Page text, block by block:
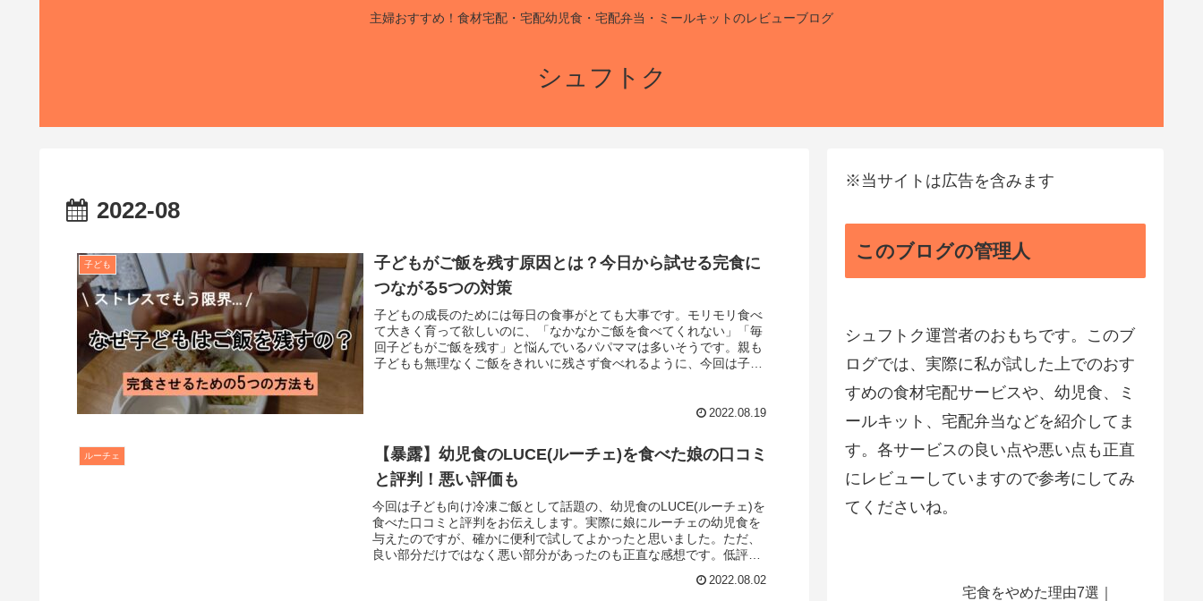
主婦おすすめ！食材宅配・宅配幼児食・宅配弁当・ミールキットのレビューブログ
シュフトク
2022-08
子ども
子どもがご飯を残す原因とは？今日から試せる完食に
つながる5つの対策
子どもの成長のためには毎日の食事がとても大事です。モリモリ食べ
て大きく育って欲しいのに、「なかなかご飯を食べてくれない」「毎
回子どもがご飯を残す」と悩んでいるパパママは多いそうです。親も
子どもも無理なくご飯をきれいに残さず食べれるように、今回は子ど
2022.08.19
ルーチェ
【暴露】幼児食のLUCE(ルーチェ)を食べた娘の口コミ
と評判！悪い評価も
今回は子ども向け冷凍ご飯として話題の、幼児食のLUCE(ルーチェ)を
食べた口コミと評判をお伝えします。実際に娘にルーチェの幼児食を
与えたのですが、確かに便利で試してよかったと思いました。ただ、
良い部分だけではなく悪い部分があったのも正直な感想です。低評
2022.08.02
※当サイトは広告を含みます
このブログの管理人
シュフトク運営者のおもちです。このブ
ログでは、実際に私が試した上でのおす
すめの食材宅配サービスや、幼児食、ミ
ールキット、宅配弁当などを紹介してま
す。各サービスの良い点や悪い点も正直
にレビューしていますので参考にしてみ
てくださいね。
宅食をやめた理由7選｜